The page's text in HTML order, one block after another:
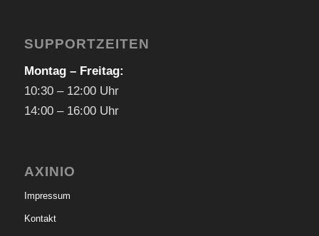
SUPPORTZEITEN
Montag – Freitag:
10:30 – 12:00 Uhr
14:00 – 16:00 Uhr
AXINIO
Impressum
Kontakt